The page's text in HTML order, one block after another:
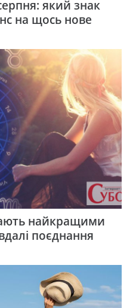
який знак
на щось нове
найкращими
поєднання